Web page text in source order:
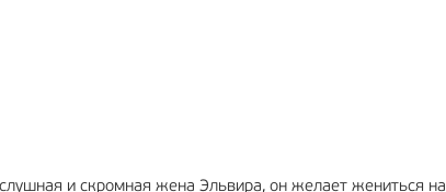
и скромная жена Эльвира, он желает жениться на